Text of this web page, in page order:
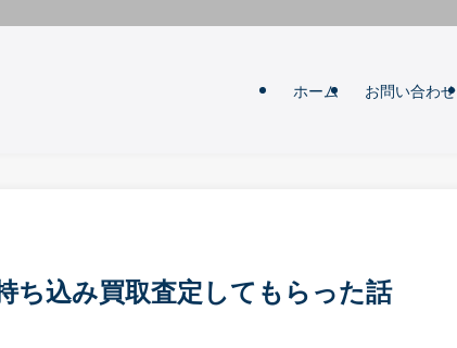
ホーム お問い合わせ
ち込み買取査定してもらった話